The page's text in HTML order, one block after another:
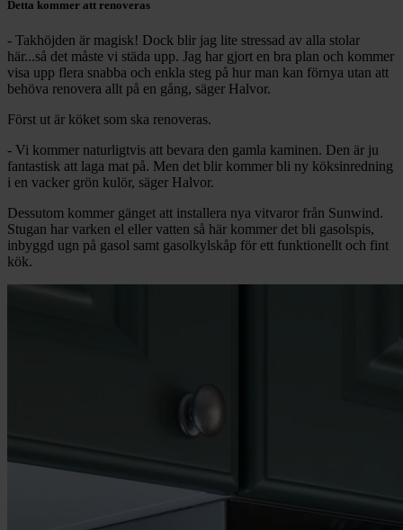
Detta kommer att renoveras
- Takhöjden är magisk! Dock blir jag lite stressad av alla stolar
här...så det måste vi städa upp. Jag har gjort en bra plan och kommer
visa upp flera snabba och enkla steg på hur man kan förnya utan att
behöva renovera allt på en gång, säger Halvor.
Först ut är köket som ska renoveras.
- Vi kommer naturligtvis att bevara den gamla kaminen. Den är ju
fantastisk att laga mat på. Men det blir kommer bli ny köksinredning
i en vacker grön kulör, säger Halvor.
Dessutom kommer gänget att installera nya vitvaror från Sunwind.
Stugan har varken el eller vatten så här kommer det bli gasolspis,
inbyggd ugn på gasol samt gasolkylskåp för ett funktionellt och fint
kök.